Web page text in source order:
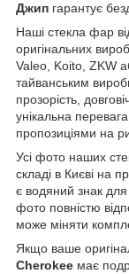
Джип гарантує
Наші стекла фар
оригінальних
Valeo, Koito, ZKW
тайванським
прозорість,
унікальна
пропозиціями на
Усі фото наших
складі в Києві на
є водяний знак
фото повністю
може міняти
Якщо ваше
Cherokee має